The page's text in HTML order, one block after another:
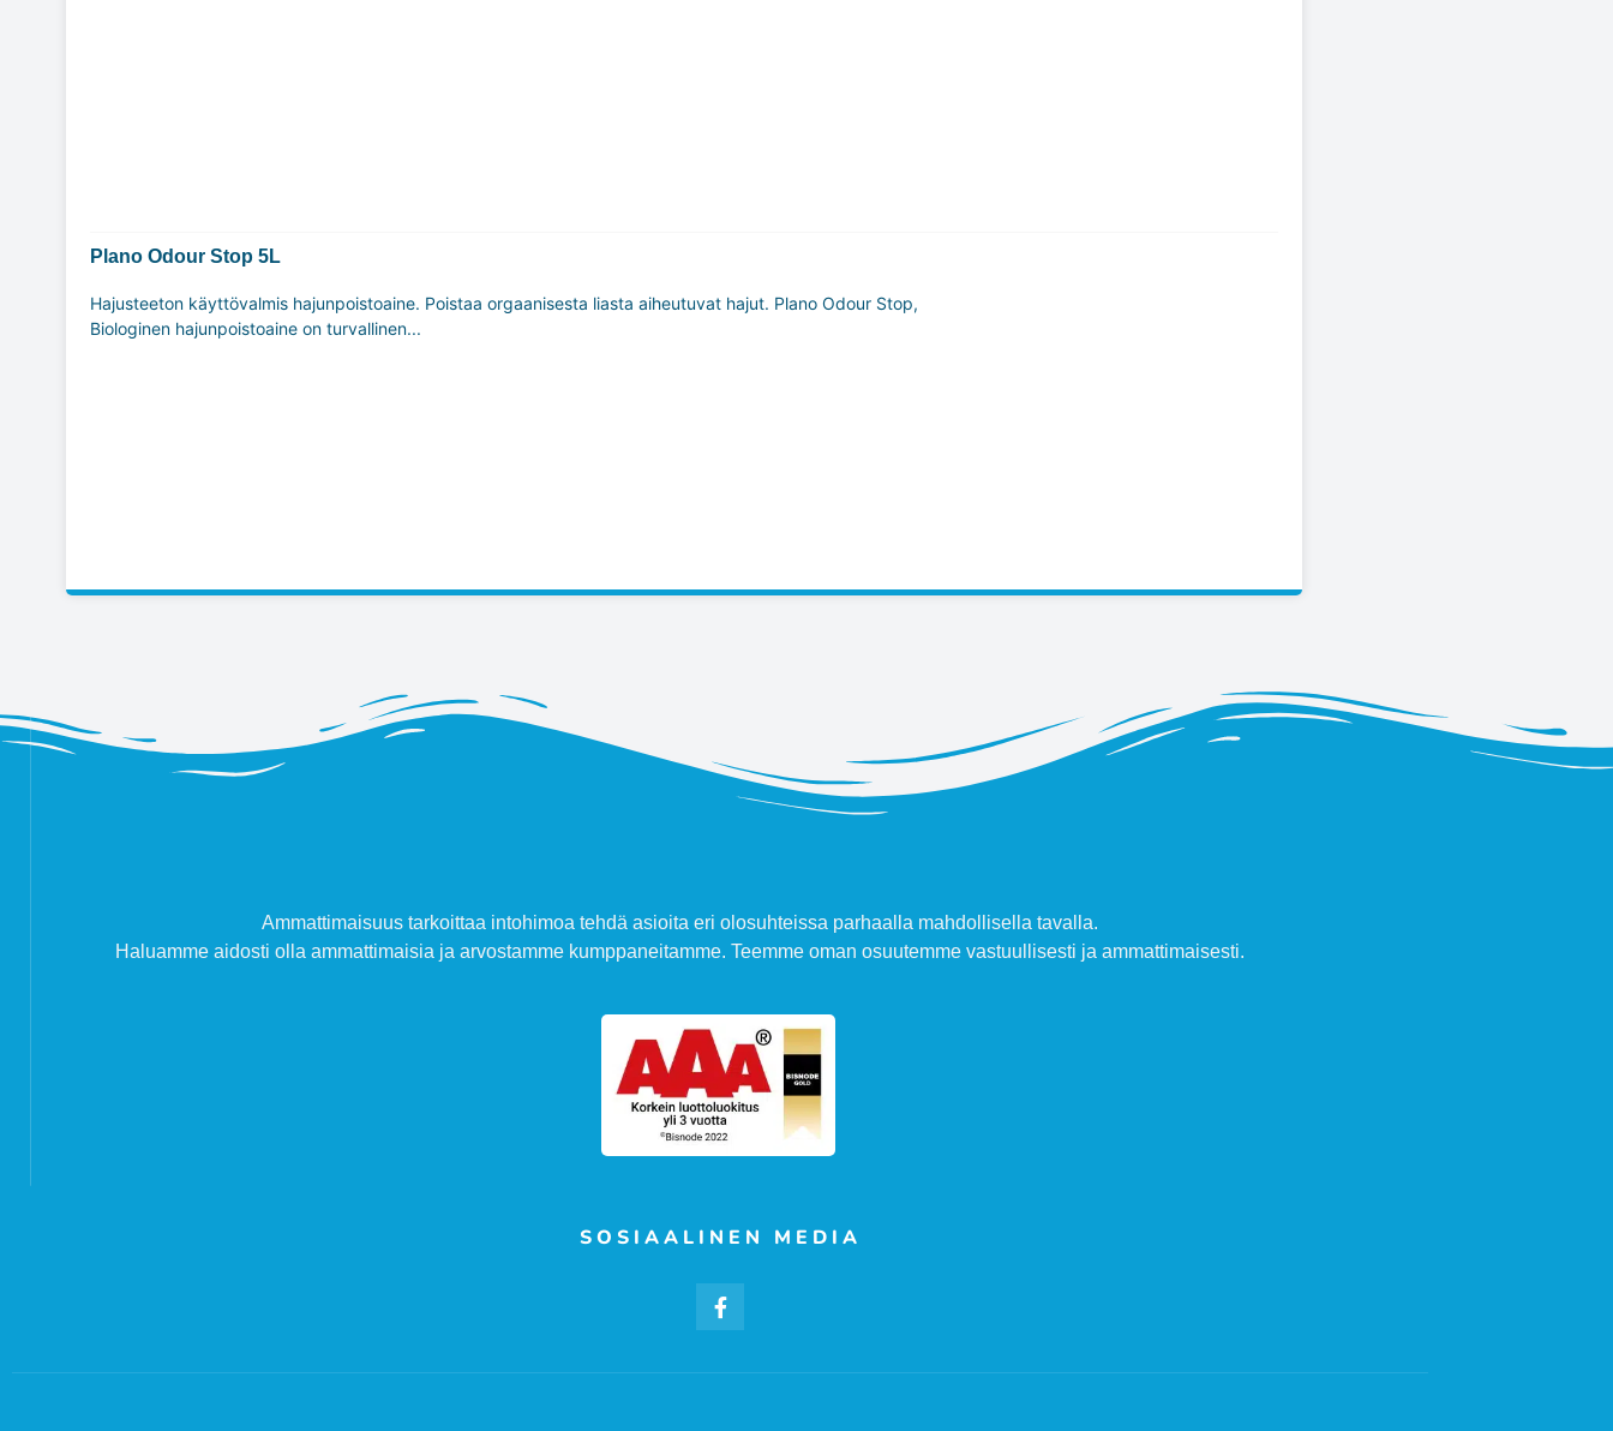
Plano Odour Stop 5L
Hajusteeton käyttövalmis hajunpoistoaine. Poistaa orgaanisesta liasta aiheutuvat hajut. Plano Odour Stop,
Biologinen hajunpoistoaine on turvallinen...
Ammattimaisuus tarkoittaa intohimoa tehdä asioita eri olosuhteissa parhaalla mahdollisella tavalla.
Haluamme aidosti olla ammattimaisia ja arvostamme kumppaneitamme. Teemme oman osuutemme vastuullisesti ja ammattimaisesti.
SOSIAALINEN MEDIA